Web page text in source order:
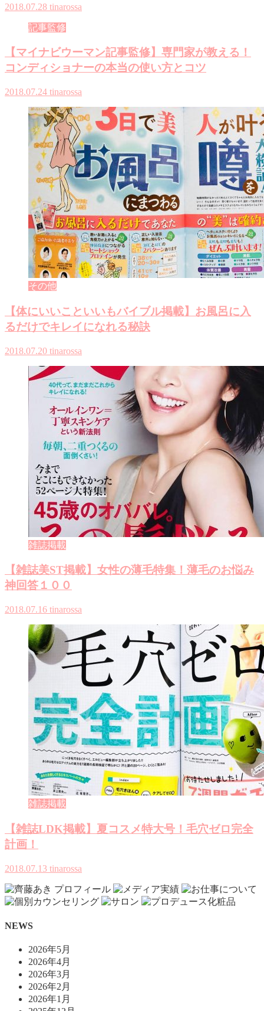
2018.07.28 tinarossa
記事監修
【マイナビウーマン記事監修】専門家が教える！
コンディショナーの本当の使い方とコツ
2018.07.24 tinarossa
その他
【体にいいこといいもバイブル掲載】お風呂に入
るだけでキレイになれる秘訣
2018.07.20 tinarossa
雑誌掲載
【雑誌美ST掲載】女性の薄毛特集！薄毛のお悩み
神回答１００
2018.07.16 tinarossa
雑誌掲載
【雑誌LDK掲載】夏コスメ特大号！毛穴ゼロ完全
計画！
2018.07.13 tinarossa
NEWS
2026年5月
2026年4月
2026年3月
2026年2月
2026年1月